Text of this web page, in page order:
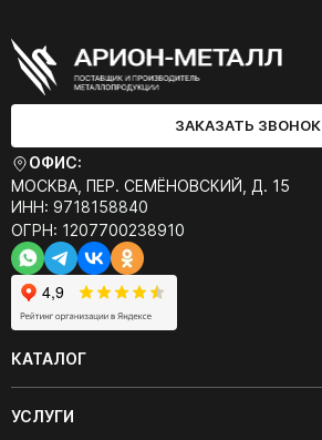
ЗАКАЗАТЬ ЗВОНОК
ОФИС:
МОСКВА, ПЕР. СЕМЁНОВСКИЙ, Д. 15
ИНН: 9718158840
ОГРН: 1207700238910
КАТАЛОГ
УСЛУГИ